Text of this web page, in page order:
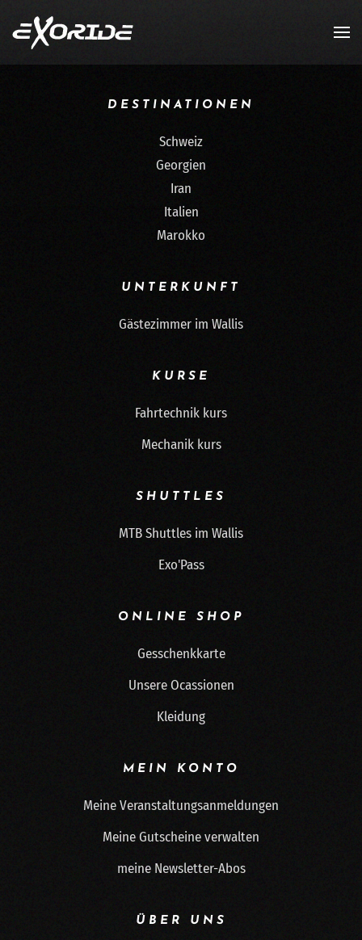
Zum Hauptinhalt springen
DESTINATIONEN
Schweiz
Georgien
Iran
Italien
Marokko
UNTERKUNFT
Gästezimmer im Wallis
KURSE
Fahrtechnik kurs
Mechanik kurs
SHUTTLES
MTB Shuttles im Wallis
Exo'Pass
ONLINE SHOP
Gesschenkkarte
Unsere Ocassionen
Kleidung
MEIN KONTO
Meine Veranstaltungsanmeldungen
Meine Gutscheine verwalten
meine Newsletter-Abos
ÜBER UNS